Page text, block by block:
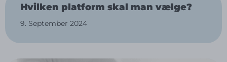
Hvilken platform skal man vælge?
9. September 2024